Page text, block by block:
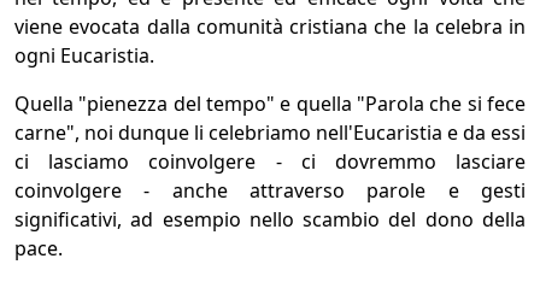
viene evocata dalla comunità cristiana che la celebra in
ogni Eucaristia.
Quella "pienezza del tempo" e quella "Parola che si fece
carne", noi dunque li celebriamo nell'Eucaristia e da essi
ci lasciamo coinvolgere - ci dovremmo lasciare
coinvolgere - anche attraverso parole e gesti
significativi, ad esempio nello scambio del dono della
pace.